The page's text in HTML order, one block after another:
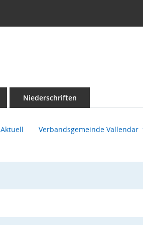
Niederschriften
Aktuell Verbandsgemeinde Vallendar